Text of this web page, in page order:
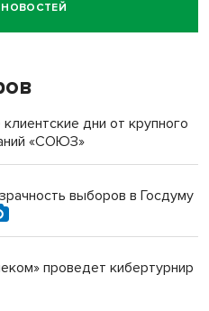
за смерть
дни от крупного
«СОЮЗ»
выборов в Госдуму
проведет кибертурнир